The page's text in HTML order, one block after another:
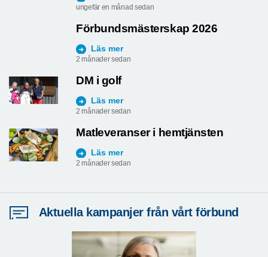
ungefär en månad sedan
Förbundsmästerskap 2026
Läs mer
2 månader sedan
DM i golf
Läs mer
2 månader sedan
Matleveranser i hemtjänsten
Läs mer
2 månader sedan
Aktuella kampanjer från vårt förbund